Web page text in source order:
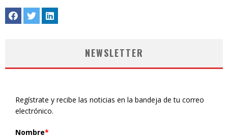
NEWSLETTER
Regístrate y recibe las noticias en la bandeja de tu correo
electrónico.
Nombre*